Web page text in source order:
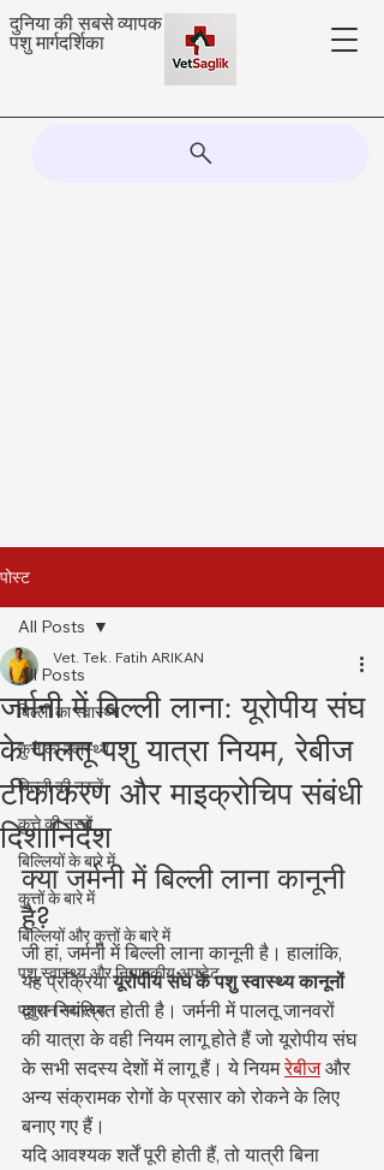
दुनिया की सबसे व्यापक
पशु मार्गदर्शिका
पोस्ट
All Posts
बिल्ली का स्वास्थ्य
कुत्ते का स्वास्थ्य
बिल्ली की नस्लें
कुत्ते की नस्लें
बिल्लियों के बारे में
कुत्तों के बारे में
बिल्लियों और कुत्तों के बारे में
पशु स्वास्थ्य और नियामकीय अपडेट
पशुधन स्वास्थ्य
All Posts
जर्मनी में बिल्ली लाना: यूरोपीय संघ
के पालतू पशु यात्रा नियम, रेबीज
टीकाकरण और माइक्रोचिप संबंधी
दिशानिर्देश
Vet. Tek. Fatih ARIKAN
क्या जर्मनी में बिल्ली लाना कानूनी
है?
जी हां, जर्मनी में बिल्ली लाना कानूनी है। हालांकि,
यह प्रक्रिया यूरोपीय संघ के पशु स्वास्थ्य कानूनों
द्वारा नियंत्रित होती है। जर्मनी में पालतू जानवरों
की यात्रा के वही नियम लागू होते हैं जो यूरोपीय संघ
के सभी सदस्य देशों में लागू हैं। ये नियम रेबीज और
अन्य संक्रामक रोगों के प्रसार को रोकने के लिए
बनाए गए हैं।
यदि आवश्यक शर्तें पूरी होती हैं, तो यात्री बिना